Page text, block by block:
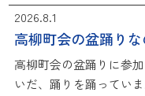
2026.8.1
高柳町会の盆踊り
高柳町会の盆踊りに参
いだ、踊りを踊ってい